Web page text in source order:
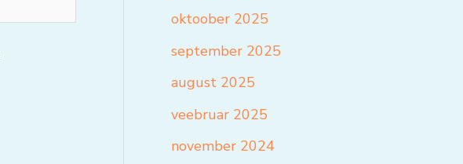
oktoober 2025
september 2025
august 2025
veebruar 2025
november 2024